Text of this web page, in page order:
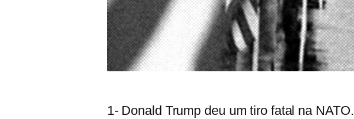
1- Donald Trump deu um tiro fatal na